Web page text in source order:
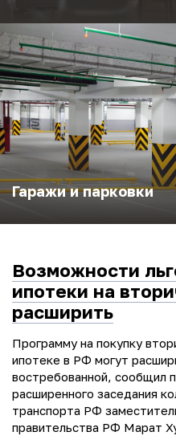
Гаражи и парковки
Возможности
ипотеки на
расширить
Программу на покупку
ипотеке в РФ могут
востребованной, сообщил
расширенного заседания
транспорта РФ
правительства РФ Марат